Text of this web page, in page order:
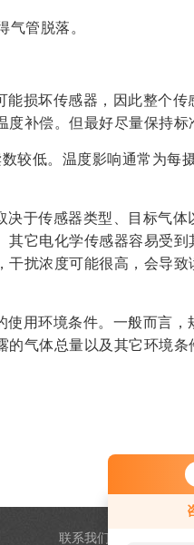
管脱落。
损坏传感器，因此整个传
补偿。但最好尽量保持标
较低。温度影响通常为每
决于传感器类型、目标气体
其它电化学传感器容易受到
干扰浓度可能很高，会导致
用环境条件。一般而言，
的气体总量以及其它环境条
联系我们